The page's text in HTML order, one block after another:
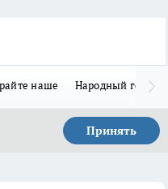
наше Народный герой
Принять